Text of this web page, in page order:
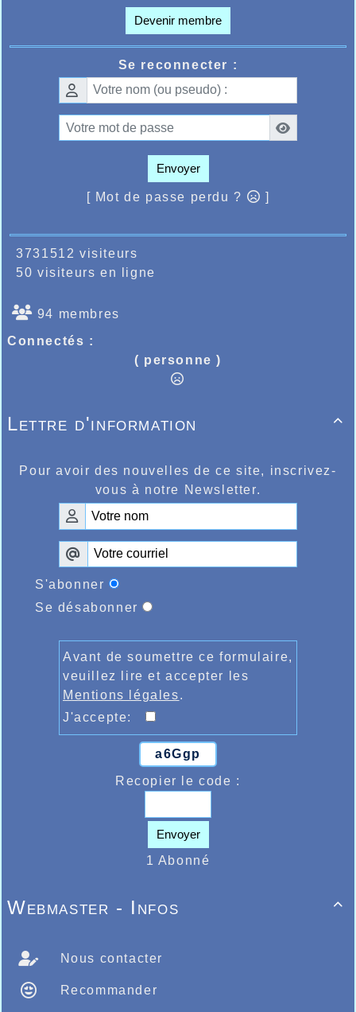
Devenir membre
Se reconnecter :
Envoyer
[ Mot de passe perdu ? ]
3731512 visiteurs
50 visiteurs en ligne
94 membres
Connectés :
( personne )

Lettre d'information
Pour avoir des nouvelles de ce site, inscrivez-
vous à notre Newsletter.
S'abonner
Se désabonner
Avant de soumettre ce formulaire,
veuillez lire et accepter les
Mentions légales.
J'accepte:
a6Ggp
Recopier le code :
Envoyer
1 Abonné

Webmaster - Infos
Nous contacter
Recommander